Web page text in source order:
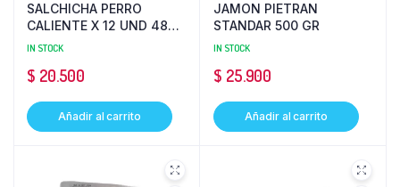
SALCHICHA PERRO
CALIENTE X 12 UND 480
GR ZENU
IN STOCK
$ 20.500
Añadir al carrito
JAMON PIETRAN
STANDAR 500 GR
IN STOCK
$ 25.900
Añadir al carrito